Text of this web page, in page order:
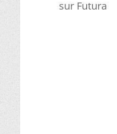
sur Futura